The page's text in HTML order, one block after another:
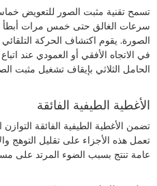
سرعات الغالق حتى خمس مرات أبطأ
الصورة. يقوم اكتشاف الحركة
في الاتجاه الأفقي أو العمودي عند
الحامل الثلاثي بإيقاف تشغيل مثبت
الأغطية الطيفية الفائقة
تضمن الأغطية الطيفية الفائقة التوازن
تعمل هذه الأجزاء على تقليل التوهج
عامة تنتج بسبب الضوء المرتد على